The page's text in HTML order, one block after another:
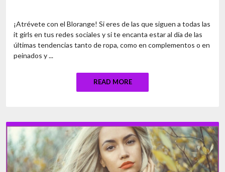
¡Atrévete con el Blorange! Si eres de las que siguen a todas las
it girls en tus redes sociales y si te encanta estar al día de las
últimas tendencias tanto de ropa, como en complementos o en
peinados y ...
READ MORE